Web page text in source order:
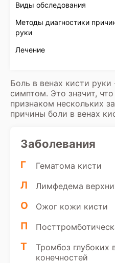
Виды обследования
Методы диагностики
руки
Лечение
Боль в венах кисти
симптом. Это значит,
признаком нескольких
причины боли в венах
Заболевания
Г Гематома кисти
Л Лимфедема
О Ожог кожи кисти
П
Т
Тромбоз глубоких
конечностей